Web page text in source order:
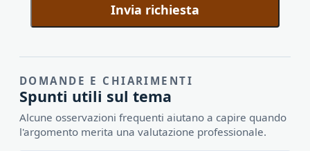
Invia richiesta
DOMANDE E CHIARIMENTI
Spunti utili sul tema
Alcune osservazioni frequenti aiutano a capire quando
l'argomento merita una valutazione professionale.